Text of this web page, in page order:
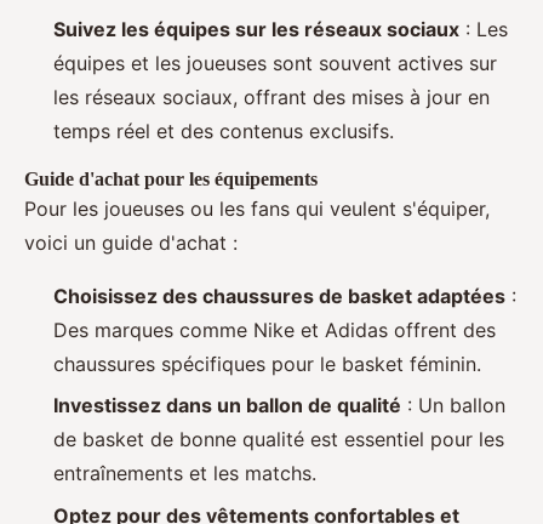
Suivez les équipes sur les réseaux sociaux : Les
équipes et les joueuses sont souvent actives sur
les réseaux sociaux, offrant des mises à jour en
temps réel et des contenus exclusifs.
Guide d'achat pour les équipements
Pour les joueuses ou les fans qui veulent s'équiper,
voici un guide d'achat :
Choisissez des chaussures de basket adaptées :
Des marques comme Nike et Adidas offrent des
chaussures spécifiques pour le basket féminin.
Investissez dans un ballon de qualité : Un ballon
de basket de bonne qualité est essentiel pour les
entraînements et les matchs.
Optez pour des vêtements confortables et